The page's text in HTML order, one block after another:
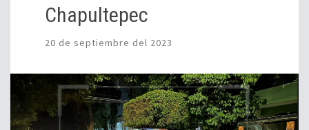
Chapultepec
20 de septiembre del 2023